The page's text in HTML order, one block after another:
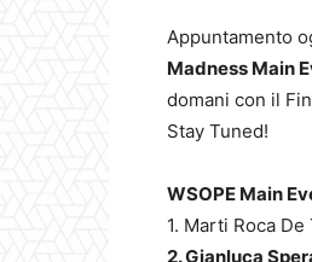
Appuntamento
Madness Main
domani con il
Stay Tuned!
WSOPE Main
1. Marti Roca De
2. Gianluca